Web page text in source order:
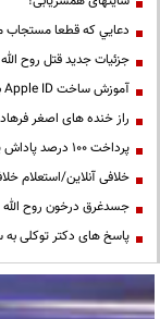
دعايي كه قطعا
جزئیات جدید قتل روح
آموزش ساخت Apple ID برای کاربران ایرانی
راز خنده های اصغر
پرداخت ۱۰۰ درصد پاداش پایان خدمت فرهنگیان
خلافی آنلاین/استعلام
جسدغرق درخون روح
پاسخ های دکتر توکلی به